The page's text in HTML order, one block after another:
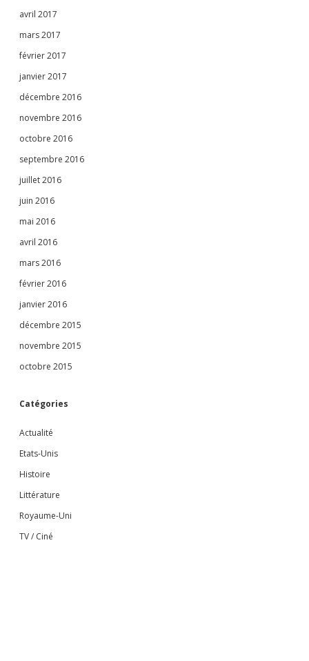
avril 2017
mars 2017
février 2017
janvier 2017
décembre 2016
novembre 2016
octobre 2016
septembre 2016
juillet 2016
juin 2016
mai 2016
avril 2016
mars 2016
février 2016
janvier 2016
décembre 2015
novembre 2015
octobre 2015
Catégories
Actualité
Etats-Unis
Histoire
Littérature
Royaume-Uni
TV / Ciné